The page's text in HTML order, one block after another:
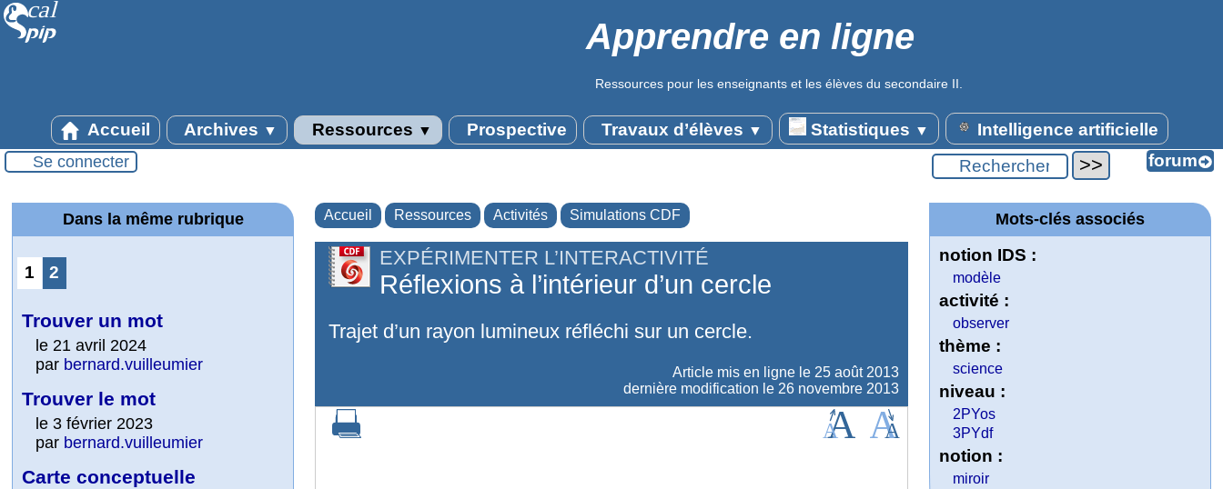
Apprendre en ligne
Ressources pour les enseignants et les élèves du secondaire II.
Accueil Archives ▼ Ressources ▼ Prospective Travaux d’élèves ▼ Statistiques ▼ Intelligence artificielle
Se connecter
Accueil Ressources Activités Simulations CDF
EXPÉRIMENTER L’INTERACTIVITÉ
Réflexions à l’intérieur d’un cercle
Trajet d’un rayon lumineux réfléchi sur un cercle.
Article mis en ligne le 25 août 2013
dernière modification le 26 novembre 2013
Dans la même rubrique
1 2
Trouver un mot
le 21 avril 2024
par bernard.vuilleumier
Trouver le mot
le 3 février 2023
par bernard.vuilleumier
Carte conceptuelle
Mots-clés associés
notion IDS :
modèle
activité :
observer
thème :
science
niveau :
2PYos
3PYdf
notion :
miroir